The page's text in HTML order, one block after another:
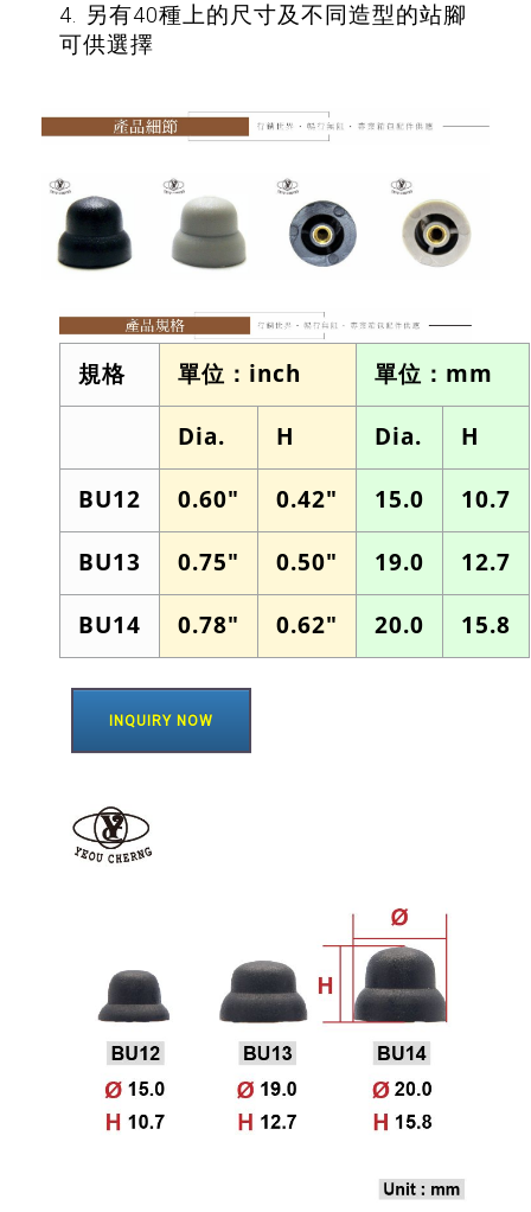
4. 另有40種上的尺寸及不同造型的站腳
可供選擇
規格 單位：inch 單位：mm
Dia. H Dia. H
BU12 0.60" 0.42" 15.0 10.7
BU13 0.75" 0.50" 19.0 12.7
BU14 0.78" 0.62" 20.0 15.8
INQUIRY NOW